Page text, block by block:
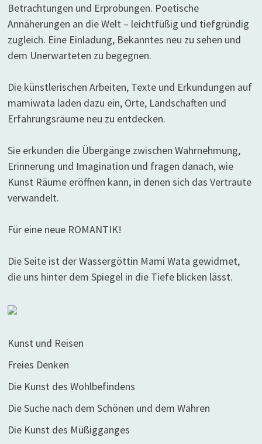
Betrachtungen und Erprobungen. Poetische
Annäherungen an die Welt – leichtfüßig und tiefgründig
zugleich. Eine Einladung, Bekanntes neu zu sehen und
dem Unerwarteten zu begegnen.
Die künstlerischen Arbeiten, Texte und Erkundungen auf
mamiwata laden dazu ein, Orte, Landschaften und
Erfahrungsräume neu zu entdecken.
Sie erkunden die Übergänge zwischen Wahrnehmung,
Erinnerung und Imagination und fragen danach, wie
Kunst Räume eröffnen kann, in denen sich das Vertraute
verwandelt.
Für eine neue ROMANTIK!
Die Seite ist der Wassergöttin Mami Wata gewidmet,
die uns hinter dem Spiegel in die Tiefe blicken lässt.
Kunst und Reisen
Freies Denken
Die Kunst des Wohlbefindens
Die Suche nach dem Schönen und dem Wahren
Die Kunst des Müßigganges